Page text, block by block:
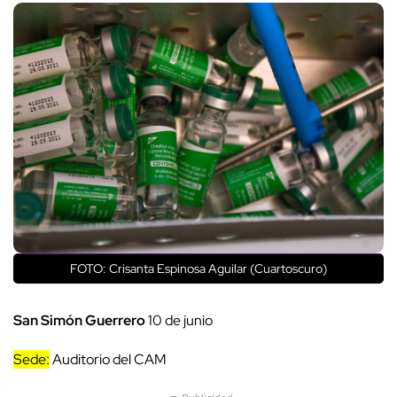
FOTO: Crisanta Espinosa Aguilar (Cuartoscuro)
San Simón Guerrero10 de junio
Sede:Auditorio del CAM